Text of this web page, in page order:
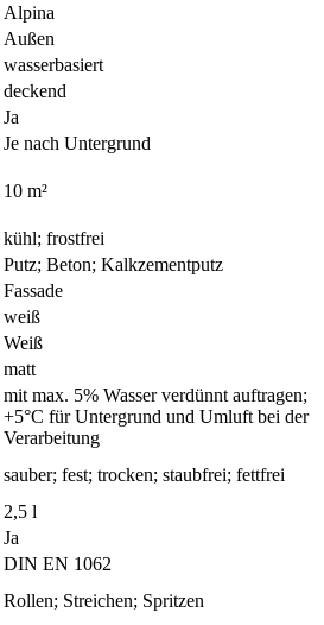
Alpina
Außen
wasserbasiert
deckend
Ja
Je nach Untergrund
10 m²
kühl; frostfrei
Putz; Beton; Kalkzementputz
Fassade
weiß
Weiß
matt
mit max. 5% Wasser verdünnt auftragen;
+5°C für Untergrund und Umluft bei der
Verarbeitung
sauber; fest; trocken; staubfrei; fettfrei
2,5 l
Ja
DIN EN 1062
Rollen; Streichen; Spritzen